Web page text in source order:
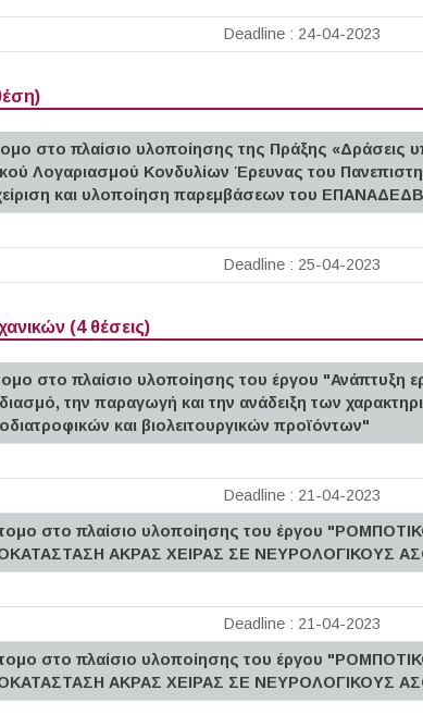
Deadline : 24-04-2023
στο πλαίσιο υλοποίησης της Πράξης «Δράσεις
Λογαριασμού Κονδυλίων Έρευνας του
και υλοποίηση παρεμβάσεων του
Deadline : 25-04-2023
(4 θέσεις)
στο πλαίσιο υλοποίησης του έργου "Ανάπτυξη
την παραγωγή και την ανάδειξη των
και βιολειτουργικών προϊόντων"
Deadline : 21-04-2023
στο πλαίσιο υλοποίησης του έργου
ΑΚΡΑΣ ΧΕΙΡΑΣ ΣΕ ΝΕΥΡΟΛΟΓΙΚΟΥΣ
Deadline : 21-04-2023
στο πλαίσιο υλοποίησης του έργου
ΑΚΡΑΣ ΧΕΙΡΑΣ ΣΕ ΝΕΥΡΟΛΟΓΙΚΟΥΣ